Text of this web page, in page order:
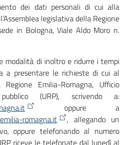
dei dati personali di cui alla
legislativa della Regione
in Bologna, Viale Aldo Moro n.
modalità di inoltro e ridurre i tempi
a presentare le richieste di cui al
Emilia-Romagna, Ufficio
(URP), scrivendo a:
oppure a
romagna.it
, allegando un
oppure telefonando al numero
riceve le telefonate dal lunedì al